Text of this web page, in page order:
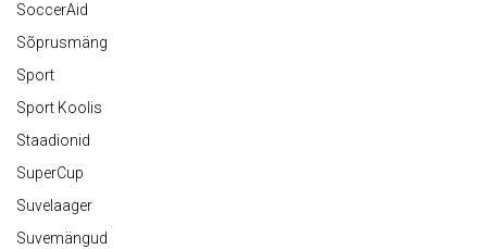
SoccerAid
Sõprusmäng
Sport
Sport Koolis
Staadionid
SuperCup
Suvelaager
Suvemängud